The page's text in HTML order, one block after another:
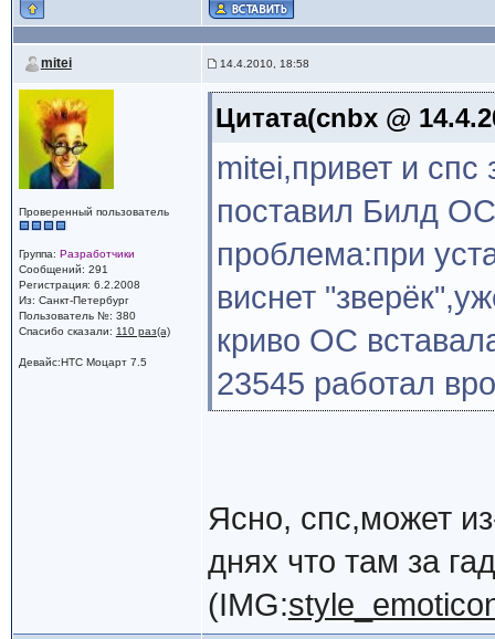
mitei 14.4.2010, 18:58
Проверенный пользователь
Группа: Разработчики
Сообщений: 291
Регистрация: 6.2.2008
Из: Санкт-Петербург
Пользователь №: 380
Спасибо сказали: 110 раз(а)
Девайс:HTC Моцарт 7.5
Цитата(cnbx @
mitei,привет и
поставил Билд
проблема:при
виснет
криво ОС
23545 работал
Ясно, спс,может
днях что там за
(IMG: